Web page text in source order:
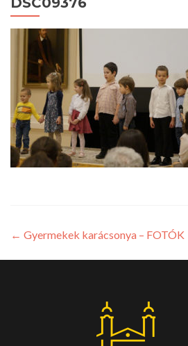
← Gyermekek karácsonya – FOTÓK